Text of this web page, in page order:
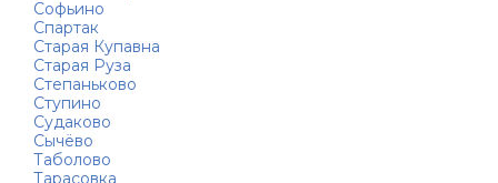
Софьино
Спартак
Старая Купавна
Старая Руза
Степаньково
Ступино
Судаково
Сычёво
Таболово
Тарасовка